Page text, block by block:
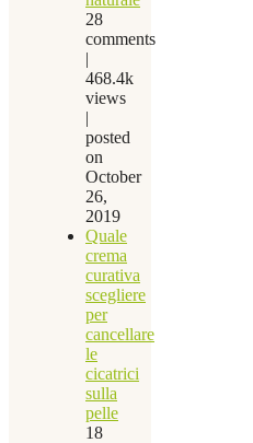
28
comments
|
468.4k
views
|
posted
on
October
26,
2019
Quale
crema
curativa
scegliere
per
cancellare
le
cicatrici
sulla
pelle
18